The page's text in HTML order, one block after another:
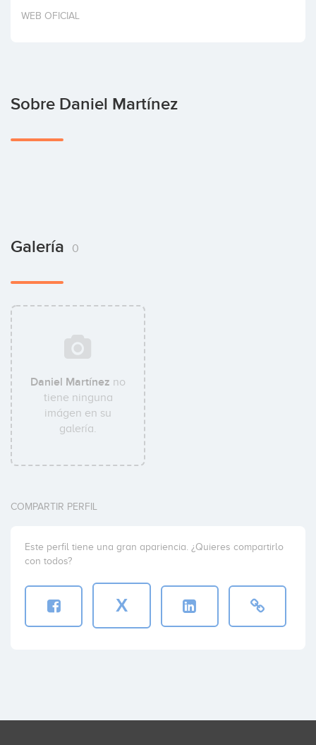
Invertir
WEB OFICIAL
Sobre Daniel Martínez
Galería 0
Daniel Martínez no
tiene ninguna
imágen en su
galería.
COMPARTIR PERFIL
Este perfil tiene una gran apariencia. ¿Quieres compartirlo
con todos?
X